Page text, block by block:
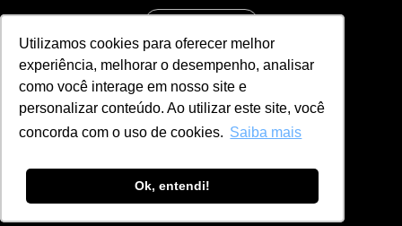
Utilizamos cookies para oferecer melhor
experiência, melhorar o desempenho, analisar
como você interage em nosso site e
personalizar conteúdo. Ao utilizar este site, você
concorda com o uso de cookies. Saiba mais
Ok, entendi!
Utilizamos cookies para oferecer melhor
experiência, melhorar o desempenho, analisar
como você interage em nosso site e
personalizar conteúdo. Ao utilizar este site, você
concorda com o uso de cookies. Saiba mais
Ok, entendi!
FINANCEIRO
INDÚSTRIA
ÓLEO E GÁS